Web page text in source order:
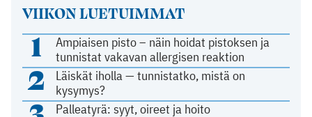
VIIKON LUETUIMMAT
1
Ampiaisen pisto – näin hoidat pistoksen ja
tunnistat vakavan allergisen reaktion
2
Läiskät iholla — tunnistatko, mistä on
kysymys?
Palleatyrä: syyt, oireet ja hoito